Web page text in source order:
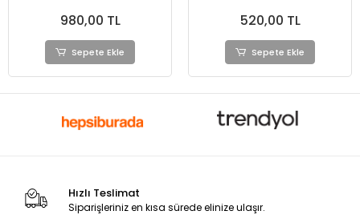
980,00 TL
Sepete Ekle
520,00 TL
Sepete Ekle
Hızlı Teslimat
Siparişleriniz en kısa sürede elinize ulaşır.